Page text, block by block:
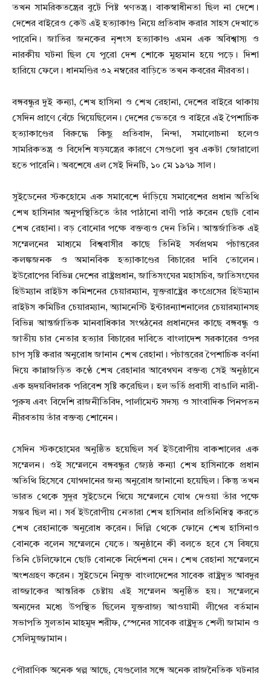
তখন সামরিকতন্ত্রের বুটে পিষ্ট গণতন্ত্র। বাকস্বাধীনতা ছিল না দেশে।
দেশের বাইরেও কেউ এই হত্যাকাণ্ড নিয়ে প্রতিবাদ করার সাহস দেখাতে
পারেনি। জাতির জনকের নৃশংস হত্যাকাণ্ড এমন এক অবিশ্বাস্য ও
নারকীয় ঘটনা ছিল যে পুরো দেশ শোকে মুহ্যমান হয়ে পড়ে। দিশা
হারিয়ে ফেলে। ধানমণ্ডির ৩২ নম্বরের বাড়িতে তখন কবরের নীরবতা।
বঙ্গবন্ধুর দুই কন্যা, শেখ হাসিনা ও শেখ রেহানা, দেশের বাইরে থাকায়
সেদিন প্রাণে বেঁচে গিয়েছিলেন। দেশের ভেতরে ও বাইরে এই পৈশাচিক
হ্ত্যাকাণ্ডের বিরুদ্ধে কিছু প্রতিবাদ, নিন্দা, সমালোচনা হলেও
সামরিকতন্ত্র ও বিদেশি ষড়যন্ত্রের কারণে সেগুলো খুব একটা জোরালো
হতে পারেনি। অবশেষে এল সেই দিনটি, ১০ মে ১৯৭৯ সাল।
সুইডেনের স্টকহোমে এক সমাবেশে দাঁড়িয়ে সমাবেশের প্রধান অতিথি
শেখ হাসিনার অনুপস্থিতিতে তাঁর পাঠানো বাণী পাঠ করেন ছোট বোন
শেখ রেহানা। বড় বোনোর পক্ষে বক্তব্যও দেন তিনি। আন্তর্জাতিক এই
সম্মেলনের মাধ্যমে বিশ্ববাসীর কাছে তিনিই সর্বপ্রথম পঁচাত্তরের
কলঙ্কজনক ও অমানবিক হত্যাকাণ্ডের বিচারের দাবি তোলেন।
ইউরোপের বিভিন্ন দেশের রাষ্ট্রপ্রধান, জাতিসংঘের মহাসচিব, জাতিসংঘের
হিউম্যান রাইটস কমিশনের চেয়ারম্যান, যুক্তরাষ্ট্রের কংগ্রেসের হিউম্যান
রাইটস কমিটির চেয়ারম্যান, অ্যামনেস্টি ইন্টারন্যাশনালের চেয়ারম্যানসহ
বিভিন্ন আন্তর্জাতিক মানবাধিকার সংগঠনের প্রধানদের কাছে বঙ্গবন্ধু ও
জাতীয় চার নেতার হত্যার বিচারের দাবিতে বাংলাদেশ সরকারের ওপর
চাপ সৃষ্টি করার অনুরোধ জানান শেখ রেহানা। পঁচাত্তরের পৈশাচিক বর্ণনা
দিয়ে কান্নাজড়িত কণ্ঠে শেখ রেহানার আবেগঘন বক্তব্য সেই অনুষ্ঠানে
এক হৃদয়বিদারক পরিবেশ সৃষ্টি করেছিল। হল ভর্তি প্রবাসী বাঙালি নারী-
পুরুষ এবং বিদেশি রাজনীতিবিদ, পার্লামেন্ট সদস্য ও সাংবাদিক পিনপতন
নীরবতায় তাঁর বক্তব্য শোনেন।
সেদিন স্টকহোমের অনুষ্ঠিত হয়েছিল সর্ব ইউরোপীয় বাকশালের এক
সম্মেলন। ওই সম্মেলনে বঙ্গবন্ধুর জ্যেষ্ঠ কন্যা শেখ হাসিনাকে প্রধান
অতিথি হিসেবে যোগদানের জন্য অনুরোধ জানানো হয়েছিল। কিন্তু তখন
ভারত থেকে সুদূর সুইডেনে গিয়ে সম্মেলনে যোগ দেওয়া তাঁর পক্ষে
সম্ভব ছিল না। সর্ব ইউরোপীয় নেতারা শেখ হাসিনার প্রতিনিধিত্ব করতে
শেখ রেহানাকে অনুরোধ করেন। দিল্লি থেকে ফোনে শেখ হাসিনাও
বোনকে বলেন সম্মেলনে যেতে। অনুষ্ঠানে কী বলতে হবে সে বিষয়ে
তিনি টেলিফোনে ছোট বোনকে নির্দেশনা দেন। শেখ রেহানা সম্মেলনে
অংশগ্রহণ করেন। সুইডেনে নিযুক্ত বাংলাদেশের সাবেক রাষ্ট্রদূত আবদুর
রাজ্জাকের আন্তরিক চেষ্টায় এই সম্মেলন অনুষ্ঠিত হয়। সম্মেলনে
অন্যদের মধ্যে উপস্থিত ছিলেন যুক্তরাজ্য আওয়ামী লীগের বর্তমান
সভাপতি সুলতান মাহমুদ শরীফ, স্পেনের সাবেক রাষ্ট্রদূত শেলী জামান ও
সেলিমুজ্জামান।
পৌরাণিক অনেক গল্প আছে, যেগুলোর সঙ্গে অনেক রাজনৈতিক ঘটনার